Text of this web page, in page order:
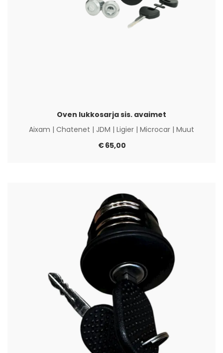
Oven lukkosarja sis. avaimet
Aixam | Chatenet | JDM | Ligier | Microcar | Muut
€65,00